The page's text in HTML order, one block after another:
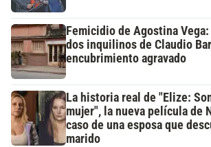
Femicidio de Agostina
dos inquilinos de Claudio
encubrimiento agravado
La historia real de "Elize:
mujer", la nueva película de
caso de una esposa que
marido